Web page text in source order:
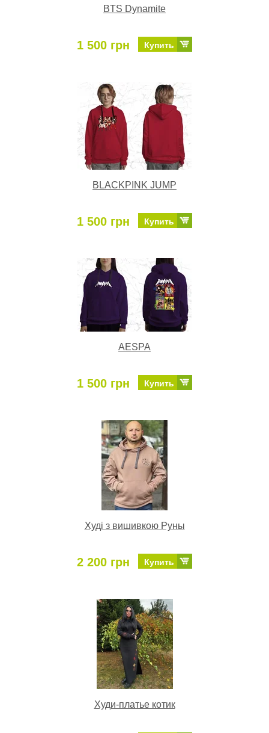
BTS Dynamite
1 500 грн Купить
BLACKPINK JUMP
1 500 грн Купить
AESPA
1 500 грн Купить
Худі з вишивкою Руны
2 200 грн Купить
Худи-платье котик